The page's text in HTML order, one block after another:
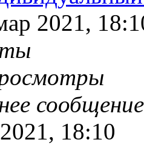
2021,
18:10